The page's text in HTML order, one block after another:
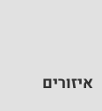
איזורים